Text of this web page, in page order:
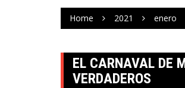
Home 2021 enero
EL CARNAVAL DE
VERDADEROS